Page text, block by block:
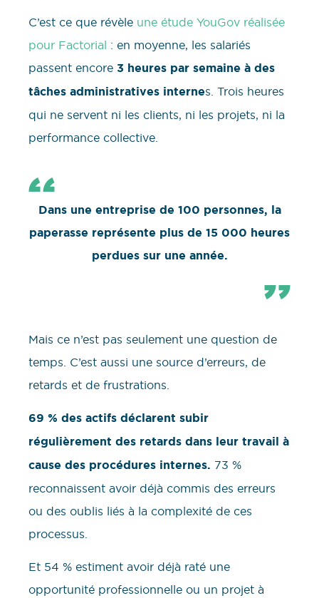
C’est ce que révèle une étude YouGov réalisée
pour Factorial : en moyenne, les salariés
passent encore 3 heures par semaine à des
tâches administratives internes. Trois heures
qui ne servent ni les clients, ni les projets, ni la
performance collective.
Dans une entreprise de 100 personnes, la
paperasse représente plus de 15 000 heures
perdues sur une année.
Mais ce n’est pas seulement une question de
temps. C’est aussi une source d’erreurs, de
retards et de frustrations.
69 % des actifs déclarent subir
régulièrement des retards dans leur travail à
cause des procédures internes. 73 %
reconnaissent avoir déjà commis des erreurs
ou des oublis liés à la complexité de ces
processus.
Et 54 % estiment avoir déjà raté une
opportunité professionnelle ou un projet à